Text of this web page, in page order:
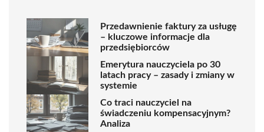
Przedawnienie faktury za usługę
– kluczowe informacje dla
przedsiębiorców
Emerytura nauczyciela po 30
latach pracy – zasady i zmiany w
systemie
Co traci nauczyciel na
świadczeniu kompensacyjnym?
Analiza